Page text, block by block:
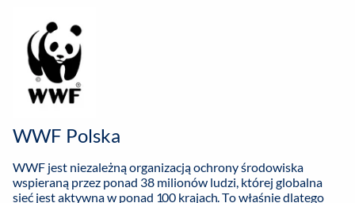
WWF Polska
WWF jest niezależną organizacją ochrony środowiska
wspieraną przez ponad 38 milionów ludzi, której globalna
sieć jest aktywna w ponad 100 krajach. To właśnie dlatego